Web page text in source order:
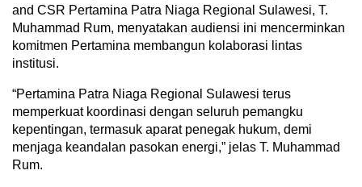
and CSR Pertamina Patra Niaga Regional Sulawesi, T.
Muhammad Rum, menyatakan audiensi ini mencerminkan
komitmen Pertamina membangun kolaborasi lintas
institusi.
“Pertamina Patra Niaga Regional Sulawesi terus
memperkuat koordinasi dengan seluruh pemangku
kepentingan, termasuk aparat penegak hukum, demi
menjaga keandalan pasokan energi,” jelas T. Muhammad
Rum.